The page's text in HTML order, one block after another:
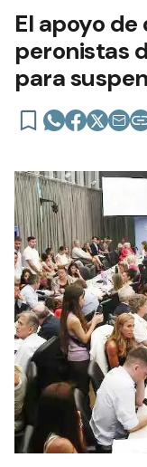
El apoyo
peronistas
para